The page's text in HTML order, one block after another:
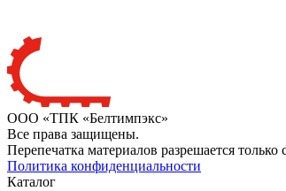
ООО «ТПК «Белтимпэкс»
Все права защищены.
Перепечатка материалов разрешается только
Политика конфиденциальности
Каталог